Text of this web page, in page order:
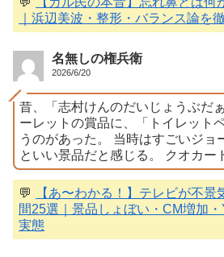
｜浜辺美波・整形・バランス論を
名無しの権兵衛
2026/6/20
昔、「志村けんのだいじょうぶだ
ーレットの賞品に、「トイレット
うのがあった。 当時はすごいジョ
といい景品だと感じる。 クオカー
💬
【あ〜わかる！】テレビが不
間25選｜景品しょぼい・CM増加
実態